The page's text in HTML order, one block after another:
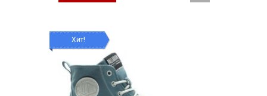
Хит!